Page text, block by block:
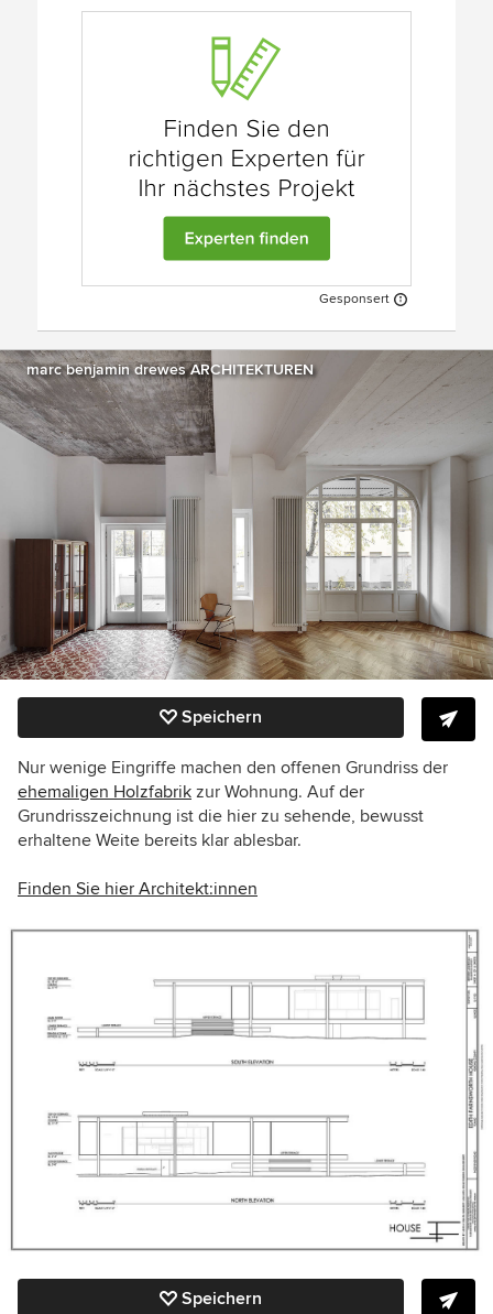
Gesponsert
marc benjamin drewes ARCHITEKTUREN
Speichern
Nur wenige Eingriffe machen den offenen Grundriss der
ehemaligen Holzfabrik zur Wohnung. Auf der
Grundrisszeichnung ist die hier zu sehende, bewusst
erhaltene Weite bereits klar ablesbar.
Finden Sie hier Architekt:innen
Speichern